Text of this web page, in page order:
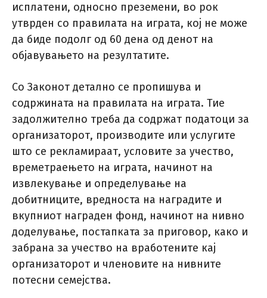
исплатени, односно преземени, во рок
утврден со правилата на играта, кој не може
да биде подолг од 60 дена од денот на
објавувањето на резултатите.
Со Законот детално се пропишува и
содржината на правилата на играта. Тие
задолжително треба да содржат податоци за
организаторот, производите или услугите
што се рекламираат, условите за учество,
времетраењето на играта, начинот на
извлекување и определување на
добитниците, вредноста на наградите и
вкупниот награден фонд, начинот на нивно
доделување, постапката за приговор, како и
забрана за учество на вработените кај
организаторот и членовите на нивните
потесни семејства.